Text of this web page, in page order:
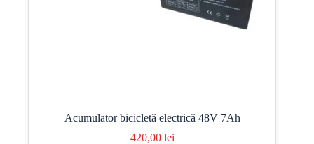
Acumulator bicicletă electrică 48V 7Ah
420,00 lei